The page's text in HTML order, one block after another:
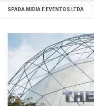
SPADA MIDIA E EVENTOS LTDA